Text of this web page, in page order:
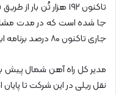
تاکنون ۱۹۲ هزار تُن
جاری تاکنون ۸۰ درصد برنامه ابلاغی ستاد در این حوزه عملیاتی شده است.
مدیر کل راه آهن شمال پیش
نقل ریلی در این شرکت تا پایان امسال به